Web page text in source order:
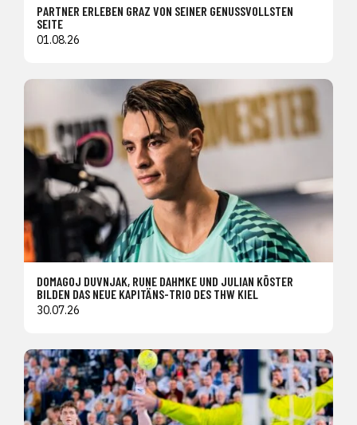
PARTNER ERLEBEN GRAZ VON SEINER GENUSSVOLLSTEN
SEITE
01.08.26
DOMAGOJ DUVNJAK, RUNE DAHMKE UND JULIAN KÖSTER
BILDEN DAS NEUE KAPITÄNS-TRIO DES THW KIEL
30.07.26